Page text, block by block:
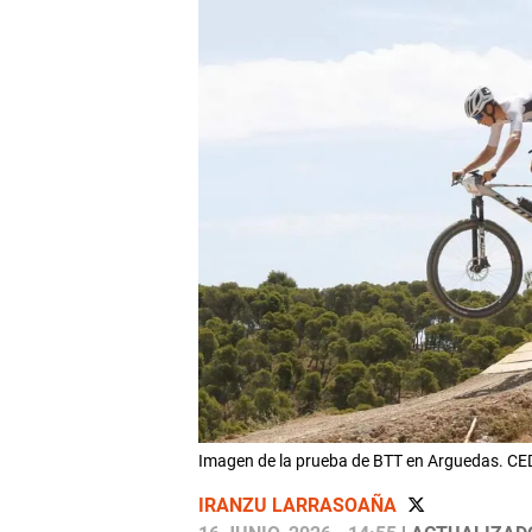
Imagen de la prueba de BTT en Arguedas.
IRANZU LARRASOAÑA